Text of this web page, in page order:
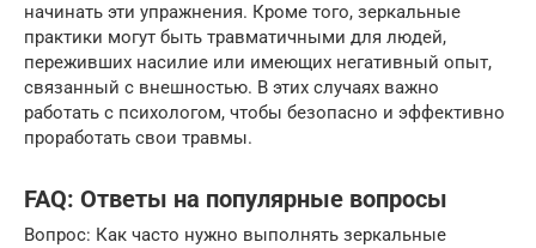
начинать эти упражнения. Кроме того, зеркальные
практики могут быть травматичными для людей,
переживших насилие или имеющих негативный опыт,
связанный с внешностью. В этих случаях важно
работать с психологом, чтобы безопасно и эффективно
проработать свои травмы.
FAQ: Ответы на популярные вопросы
Вопрос: Как часто нужно выполнять зеркальные